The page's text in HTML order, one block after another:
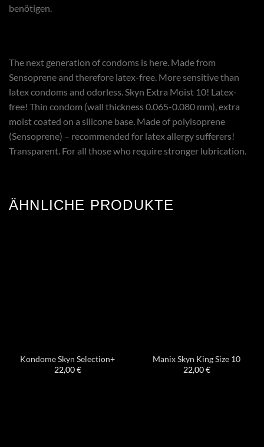
benötigen.
The next generation of condoms is here. Made from
Sensoprene and therefore latex-free. More sensitive than
latex condoms and odorless. Skyn Extra Moist 10! Latex-
free! Thin condom (wall thickness 0.065-0.080 mm), extra
moist coated on a silicone base. Made of polyisoprene
(Sensoprene) – recommended for latex allergy sufferers!
Transparent. For all those who require stronger lubrication.
ÄHNLICHE PRODUKTE
Kondome Skyn Selection+
22,00€
Manix Skyn King Size 10
22,00€